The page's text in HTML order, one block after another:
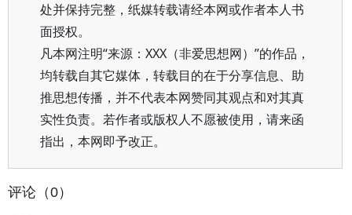
处并保持完整，纸媒转载请经本网或作者本人书
面授权。
凡本网注明“来源：XXX（非爱思想网）”的作品，
均转载自其它媒体，转载目的在于分享信息、助
推思想传播，并不代表本网赞同其观点和对其真
实性负责。若作者或版权人不愿被使用，请来函
指出，本网即予改正。
评论（0）